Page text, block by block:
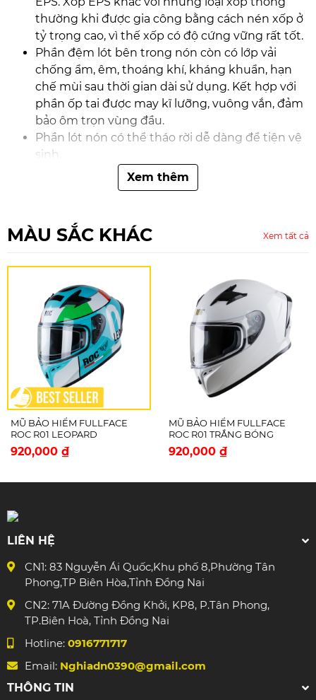
thường khi được gia công bằng cách nén xốp ở
tỷ trọng cao, vì thế xốp có độ cứng vững rất tốt.
Phần đệm lót bên trong nón còn có lớp vải
chống ẩm, êm, thoáng khí, kháng khuẩn, hạn
chế mùi sau thời gian dài sử dụng. Kết hợp với
phần ốp tai được may kĩ lưỡng, vuông vắn, đảm
bảo ôm trọn vùng đầu.
Phần lót nón có thể tháo rời dễ dàng để tiện vệ
sinh.
Hệ thống thông gió được thiết kế khí động học,
gồm 2 khe thông gió lớn ở phía trước có thể
nón để thoát khí. Bên trong có các hốc để khí
luồng ra, đảm bảo đầu người đội luôn thông
cao cấp với độ bền cao, có tác dụng chắn gió,
bụi, đá văng, côn trùng bay vào mắt,... Kính có
tầm nhìn trong và rộng mà không làm biến
dạng hình ảnh.Kèm theo tấm pinlock gắn bên
trong kính giúp cho hơi thở không bị bám lên
kính làm mờ kính.
Khóa nón làm bằng kim loại chất lượng cao,
được thiết kế đặc biệt giúp thao tác khóa, mở
nón dễ dàng và tiện lợi.
ROC HELMET - MẠNH MẼ - TỰ TIN -
Xem thêm
MÀU SẮC KHÁC Xem tất cả
MŨ BẢO HIỂM FULLFACE
ROC R01 LEOPARD
920,000 ₫
MŨ BẢO HIỂM FULLFACE
ROC R01 TRẮNG BÓNG
920,000 ₫
LIÊN HỆ
CN1: 83 Nguyễn Ái Quốc,Khu phố 8,Phường Tân
Phong,TP Biên Hòa,Tỉnh Đồng Nai
CN2: 71A Đường Đồng Khởi, KP8, P.Tân Phong,
TP.Biên Hoà, Tỉnh Đồng Nai
Hotline: 0916771717
Email: Nghiadn0390@gmail.com
THÔNG TIN